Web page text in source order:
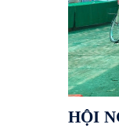
HỘI